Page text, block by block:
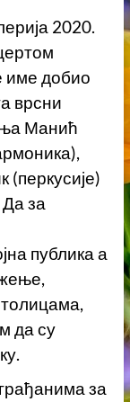
2020.
име добио
врсни
Манић
за
публика а
да су
за